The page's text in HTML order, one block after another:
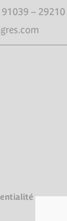
– 29210